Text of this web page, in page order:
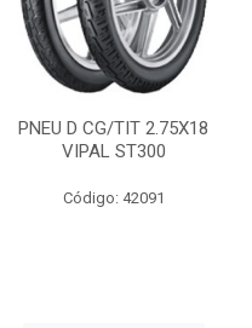
PNEU D CG/TIT 2.75X18
VIPAL ST300
Código: 42091